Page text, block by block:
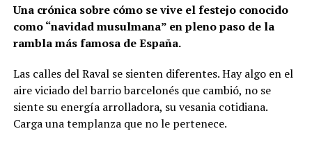
Una crónica sobre cómo se vive el festejo conocido
como “navidad musulmana” en pleno paso de la
rambla más famosa de España.
Las calles del Raval se sienten diferentes. Hay algo en el
aire viciado del barrio barcelonés que cambió, no se
siente su energía arrolladora, su vesania cotidiana.
Carga una templanza que no le pertenece.